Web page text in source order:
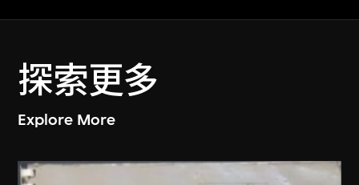
探索更多
Explore More